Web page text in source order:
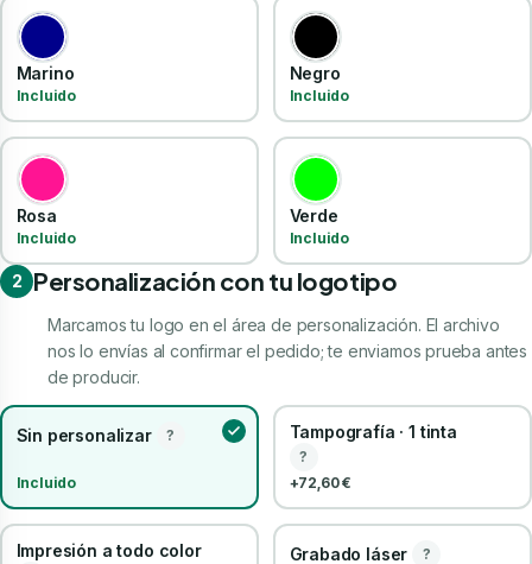
Marino
Incluido
Negro
Incluido
Rosa
Incluido
Verde
Incluido
2 Personalización con tu logotipo
Marcamos tu logo en el área de personalización. El archivo
nos lo envías al confirmar el pedido; te enviamos prueba antes
de producir.
Sin personalizar ?
Incluido
Tampografía · 1 tinta
?
+72,60 €
Impresión a todo color Grabado láser ?